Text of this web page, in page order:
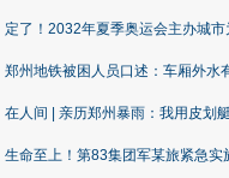
定了！2032年夏季奥运会主办城
郑州地铁被困人员口述：车厢外水
在人间 | 亲历郑州暴雨：我用皮划
生命至上！第83集团军某旅紧急实